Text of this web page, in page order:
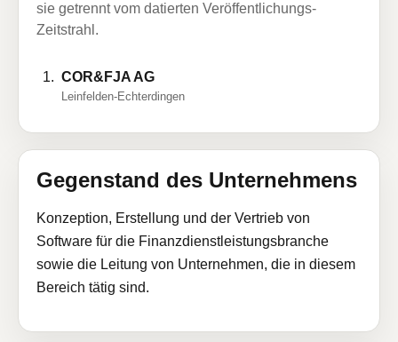
sie getrennt vom datierten Veröffentlichungs-
Zeitstrahl.
COR&FJA AG
Leinfelden-Echterdingen
Gegenstand des Unternehmens
Konzeption, Erstellung und der Vertrieb von
Software für die Finanzdienstleistungsbranche
sowie die Leitung von Unternehmen, die in diesem
Bereich tätig sind.